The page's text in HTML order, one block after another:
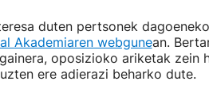
duten pertsonek
Akademiaren webgunean.
oposizioko ariketak zein
ere adierazi beharko dute.